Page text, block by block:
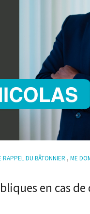
RAPPEL DU BÂTONNIER , ME
en cas